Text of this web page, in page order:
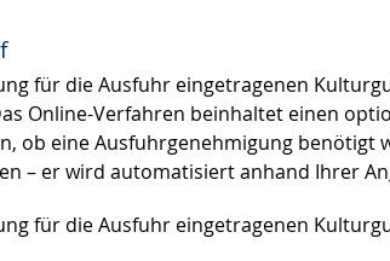
für die Ausfuhr eingetragenen
Online-Verfahren beinhaltet einen
ob eine Ausfuhrgenehmigung benötigt
– er wird automatisiert anhand Ihrer
für die Ausfuhr eingetragenen